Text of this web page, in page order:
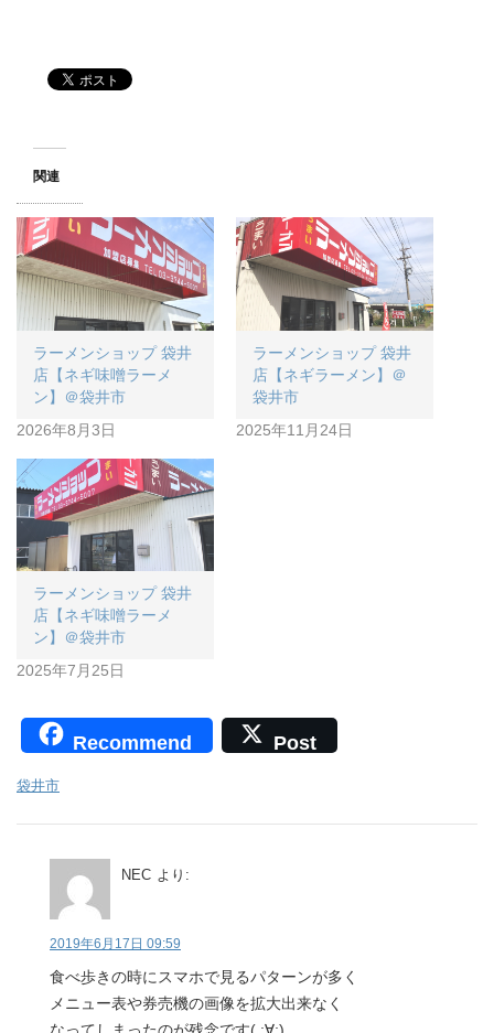
関連
ラーメンショップ 袋井
店【ネギ味噌ラーメ
ン】＠袋井市
2026年8月3日
ラーメンショップ 袋井
店【ネギラーメン】＠
袋井市
2025年11月24日
ラーメンショップ 袋井
店【ネギ味噌ラーメ
ン】＠袋井市
2025年7月25日
Recommend Post
袋井市
NEC より:
2019年6月17日 09:59
食べ歩きの時にスマホで見るパターンが多く
メニュー表や券売機の画像を拡大出来なく
なってしまったのが残念です( ;∀;)